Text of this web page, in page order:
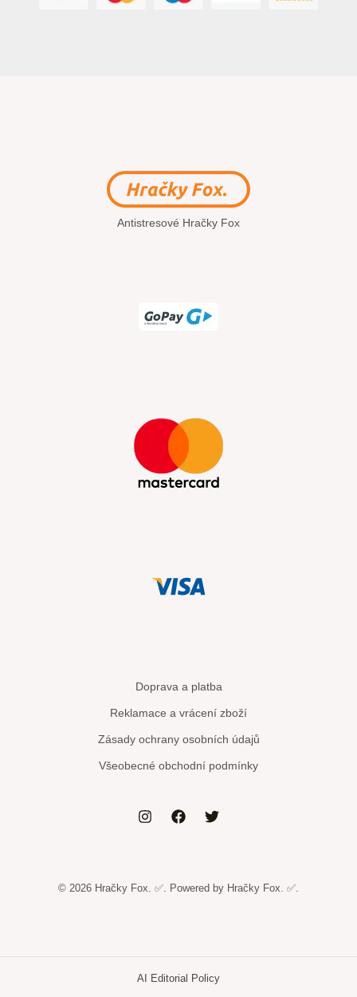
Antistresové Hračky Fox
Doprava a platba
Reklamace a vrácení zboží
Zásady ochrany osobních údajů
Všeobecné obchodní podmínky
© 2026 Hračky Fox. ✅. Powered by Hračky Fox. ✅.
AI Editorial Policy